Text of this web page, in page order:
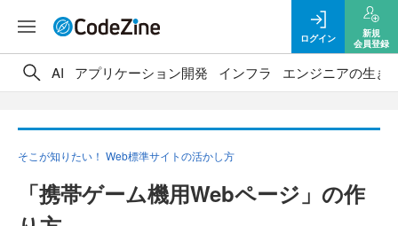
ログイン
新規
会員登録
AI アプリケーション開発 インフラ エンジニアの生き
そこが知りたい！ Web標準サイトの活かし方
「携帯ゲーム機用Webページ」の作